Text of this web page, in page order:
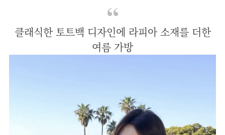
클래식한 토트백 디자인에 라피아 소재를 더한
여름 가방